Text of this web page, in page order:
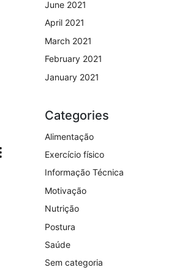
June 2021
April 2021
March 2021
February 2021
January 2021
Categories
Alimentação
Exercício físico
Informação Técnica
Motivação
Nutrição
Postura
Saúde
Sem categoria